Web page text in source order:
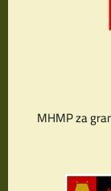
MHMP za